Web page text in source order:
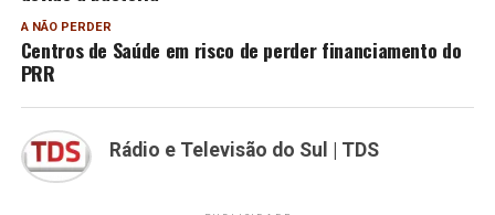
A NÃO PERDER
Centros de Saúde em risco de perder financiamento do
PRR
Rádio e Televisão do Sul | TDS